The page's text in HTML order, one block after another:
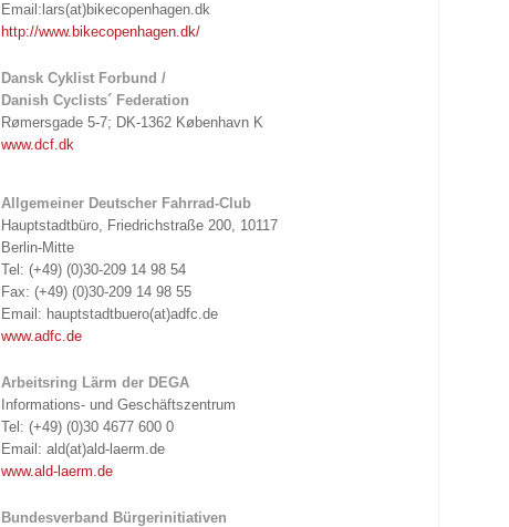
Email:lars(at)bikecopenhagen.dk
http://www.bikecopenhagen.dk/
Dansk Cyklist Forbund /
Danish Cyclists´ Federation
Rømersgade 5-7; DK-1362 København K
www.dcf.dk
Allgemeiner Deutscher Fahrrad-Club
Hauptstadtbüro, Friedrichstraße 200, 10117
Berlin-Mitte
Tel: (+49) (0)30-209 14 98 54
Fax: (+49) (0)30-209 14 98 55
Email: hauptstadtbuero(at)adfc.de
www.adfc.de
Arbeitsring Lärm der DEGA
Informations- und Geschäftszentrum
Tel: (+49) (0)30 4677 600 0
Email: ald(at)ald-laerm.de
www.ald-laerm.de
Bundesverband Bürgerinitiativen